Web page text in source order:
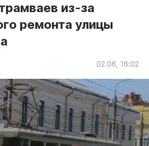
из-за
ремонта улицы
02.06, 16:02